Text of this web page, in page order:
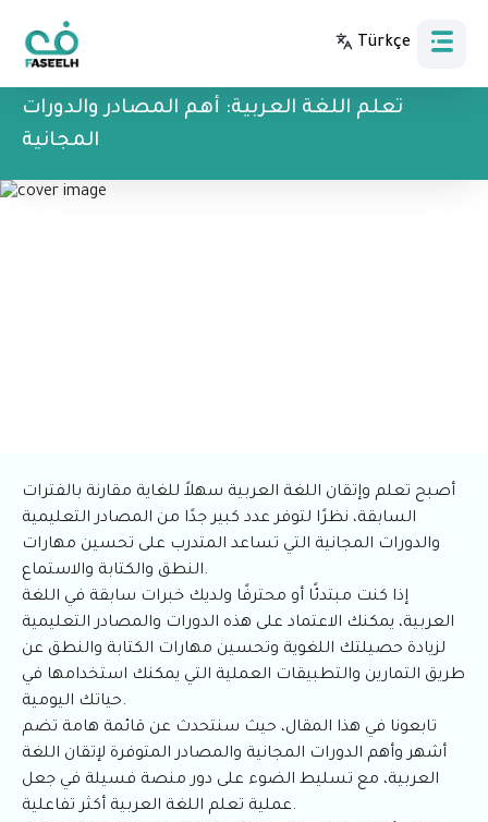
Türkçe
تعلم اللغة العربية: أهم المصادر والدورات
المجانية
أصبح تعلم وإتقان اللغة العربية سهلاً للغاية مقارنة بالفترات
السابقة، نظرًا لتوفر عدد كبير جدًا من المصادر التعليمية
والدورات المجانية التي تساعد المتدرب على تحسين مهارات
النطق والكتابة والاستماع.
إذا كنت مبتدئًا أو محترفًا ولديك خبرات سابقة في اللغة
العربية، يمكنك الاعتماد على هذه الدورات والمصادر التعليمية
لزيادة حصيلتك اللغوية وتحسين مهارات الكتابة والنطق عن
طريق التمارين والتطبيقات العملية التي يمكنك استخدامها في
حياتك اليومية.
تابعونا في هذا المقال، حيث سنتحدث عن قائمة هامة تضم
أشهر وأهم الدورات المجانية والمصادر المتوفرة لإتقان اللغة
العربية، مع تسليط الضوء على دور منصة فسيلة في جعل
عملية تعلم اللغة العربية أكثر تفاعلية.